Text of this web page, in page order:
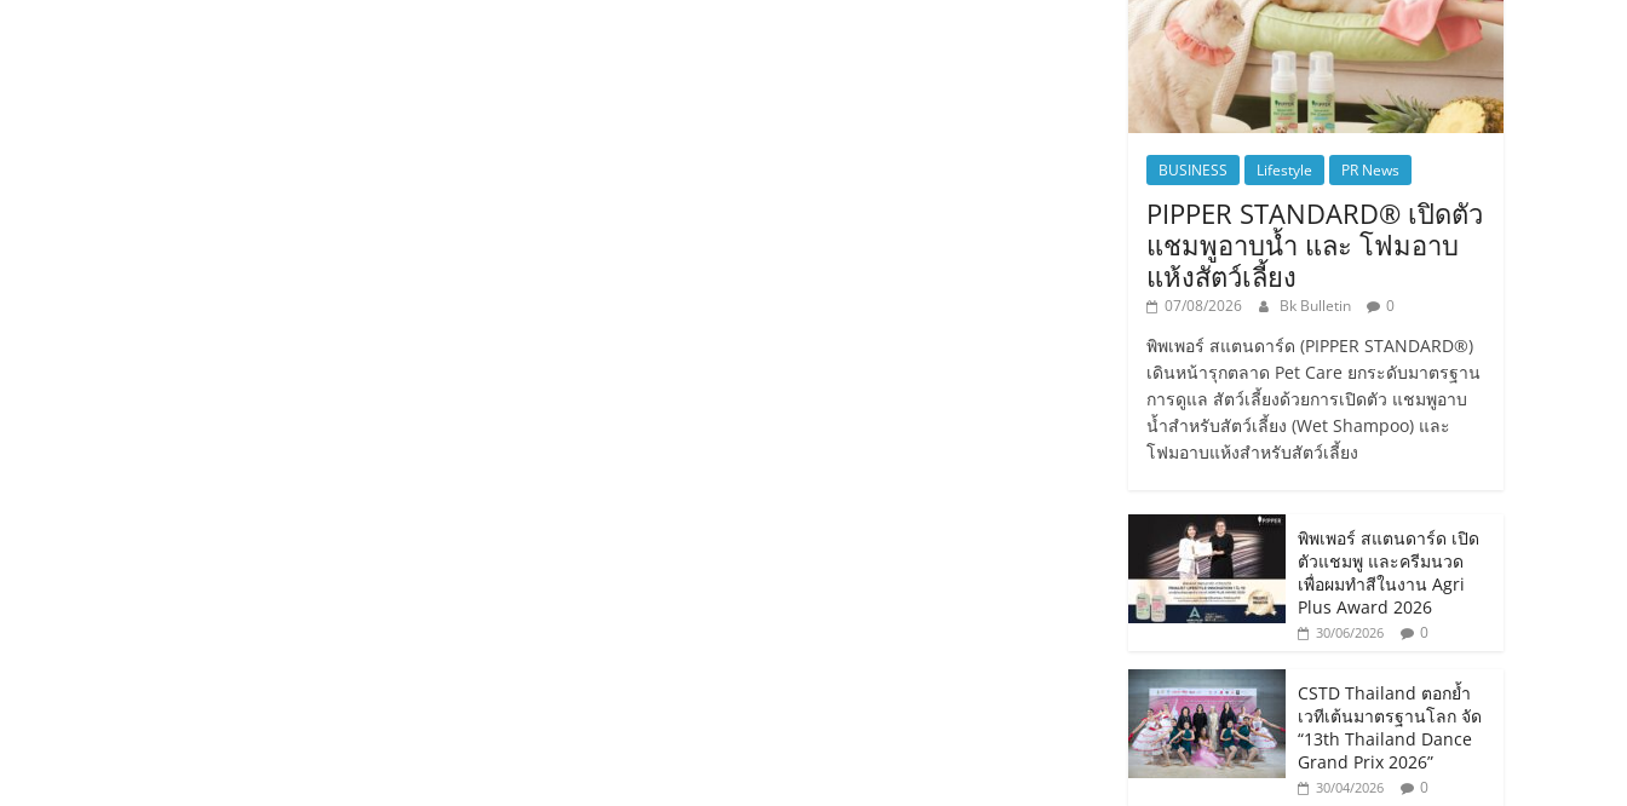
BUSINESS Lifestyle PR News
PIPPER STANDARD® เปิดตัว
แชมพูอาบน้ำ และ โฟมอาบ
แห้งสัตว์เลี้ยง
07/08/2026 Bk Bulletin 0
พิพเพอร์ สแตนดาร์ด (PIPPER STANDARD®)
เดินหน้ารุกตลาด Pet Care ยกระดับมาตรฐาน
การดูแล สัตว์เลี้ยงด้วยการเปิดตัว แชมพูอาบ
น้ำสำหรับสัตว์เลี้ยง (Wet Shampoo) และ
โฟมอาบแห้งสำหรับสัตว์เลี้ยง
พิพเพอร์ สแตนดาร์ด เปิด
ตัวแชมพู และครีมนวด
เพื่อผมทำสีในงาน Agri
Plus Award 2026
30/06/2026 0
CSTD Thailand ตอกย้ำ
เวทีเต้นมาตรฐานโลก จัด
“13th Thailand Dance
Grand Prix 2026”
30/04/2026 0